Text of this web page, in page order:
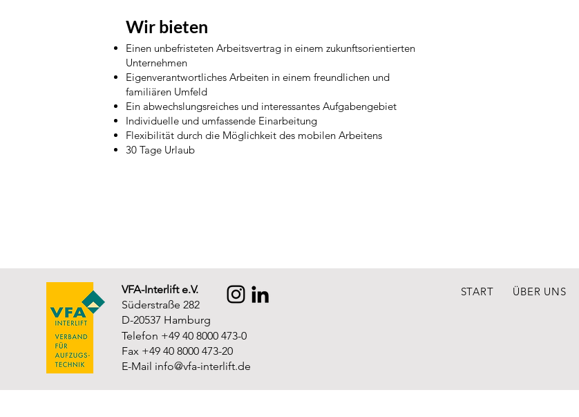
Wir bieten
Einen unbefristeten Arbeitsvertrag in einem zukunftsorientierten
Unternehmen
Eigenverantwortliches Arbeiten in einem freundlichen und
familiären Umfeld
Ein abwechslungsreiches und interessantes Aufgabengebiet
Individuelle und umfassende Einarbeitung
Flexibilität durch die Möglichkeit des mobilen Arbeitens
30 Tage Urlaub
VFA-Interlift e.V.
Süderstraße 282
D-20537 Hamburg
Telefon +49 40 8000 473-0
Fax +49 40 8000 473-20
E-Mail info@vfa-interlift.de
START ÜBER UNS